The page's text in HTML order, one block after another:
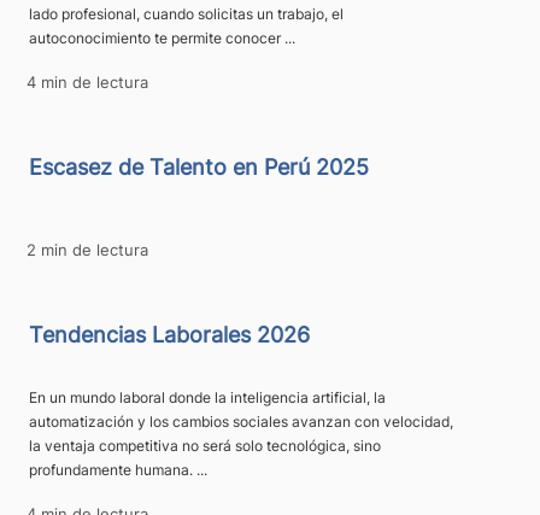
lado profesional, cuando solicitas un trabajo, el
autoconocimiento te permite conocer ...
4 min de lectura
Escasez de Talento en Perú 2025
2 min de lectura
Tendencias Laborales 2026
En un mundo laboral donde la inteligencia artificial, la
automatización y los cambios sociales avanzan con velocidad,
la ventaja competitiva no será solo tecnológica, sino
profundamente humana. ...